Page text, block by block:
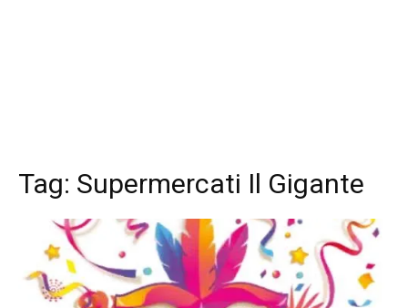
Tag: Supermercati Il Gigante